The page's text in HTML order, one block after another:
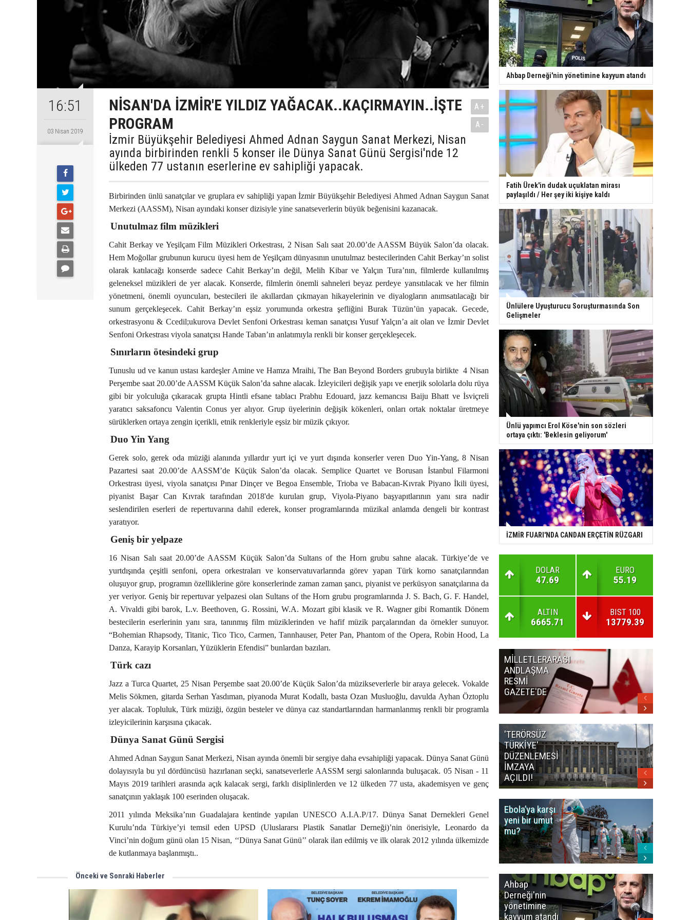
16:51
03 Nisan 2019
NİSAN'DA İZMİR'E YILDIZ YAĞACAK..KAÇIRMAYIN..İŞTE
PROGRAM
İzmir Büyükşehir Belediyesi Ahmed Adnan Saygun Sanat Merkezi, Nisan
ayında birbirinden renkli 5 konser ile Dünya Sanat Günü Sergisi'nde 12
ülkeden 77 ustanın eserlerine ev sahipliği yapacak.
A+
A-
Birbirinden ünlü sanatçılar ve gruplara ev sahipliği yapan İzmir Büyükşehir Belediyesi Ahmed Adnan Saygun Sanat
Merkezi (AASSM), Nisan ayındaki konser dizisiyle yine sanatseverlerin büyük beğenisini kazanacak.
Unutulmaz film müzikleri
Cahit Berkay ve Yeşilçam Film Müzikleri Orkestrası, 2 Nisan Salı saat 20.00’de AASSM Büyük Salon’da olacak.
Hem Moğollar grubunun kurucu üyesi hem de Yeşilçam dünyasının unutulmaz bestecilerinden Cahit Berkay’ın solist
olarak katılacağı konserde sadece Cahit Berkay’ın değil, Melih Kibar ve Yalçın Tura’nın, filmlerde kullanılmış
geleneksel müzikleri de yer alacak. Konserde, filmlerin önemli sahneleri beyaz perdeye yansıtılacak ve her filmin
yönetmeni, önemli oyuncuları, bestecileri ile akıllardan çıkmayan hikayelerinin ve diyalogların anımsatılacağı bir
sunum gerçekleşecek. Cahit Berkay’ın eşsiz yorumunda orkestra şefliğini Burak Tüzün’ün yapacak. Gecede,
orkestrasyonu & Ccedil;ukurova Devlet Senfoni Orkestrası keman sanatçısı Yusuf Yalçın’a ait olan ve İzmir Devlet
Senfoni Orkestrası viyola sanatçısı Hande Taban’ın anlatımıyla renkli bir konser gerçekleşecek.
Sınırların ötesindeki grup
Tunuslu ud ve kanun ustası kardeşler Amine ve Hamza Mraihi, The Ban Beyond Borders grubuyla birlikte 4 Nisan
Perşembe saat 20.00’de AASSM Küçük Salon’da sahne alacak. İzleyicileri değişik yapı ve enerjik sololarla dolu rüya
gibi bir yolculuğa çıkaracak grupta Hintli efsane tablacı Prabhu Edouard, jazz kemancısı Baiju Bhatt ve İsviçreli
yaratıcı saksafoncu Valentin Conus yer alıyor. Grup üyelerinin değişik kökenleri, onları ortak noktalar üretmeye
sürüklerken ortaya zengin içerikli, etnik renkleriyle eşsiz bir müzik çıkıyor.
Duo Yin Yang
Gerek solo, gerek oda müziği alanında yıllardır yurt içi ve yurt dışında konserler veren Duo Yin-Yang, 8 Nisan
Pazartesi saat 20.00’de AASSM’de Küçük Salon’da olacak. Semplice Quartet ve Borusan İstanbul Filarmoni
Orkestrası üyesi, viyola sanatçısı Pınar Dinçer ve Begoa Ensemble, Trioba ve Babacan-Kıvrak Piyano İkili üyesi,
piyanist Başar Can Kıvrak tarafından 2018'de kurulan grup, Viyola-Piyano başyapıtlarının yanı sıra nadir
seslendirilen eserleri de repertuvarına dahil ederek, konser programlarında müzikal anlamda dengeli bir kontrast
yaratıyor.
Geniş bir yelpaze
16 Nisan Salı saat 20.00’de AASSM Küçük Salon’da Sultans of the Horn grubu sahne alacak. Türkiye’de ve
yurtdışında çeşitli senfoni, opera orkestraları ve konservatuvarlarında görev yapan Türk korno sanatçılarından
oluşuyor grup, programın özelliklerine göre konserlerinde zaman zaman şancı, piyanist ve perküsyon sanatçılarına da
yer veriyor. Geniş bir repertuvar yelpazesi olan Sultans of the Horn grubu programlarında J. S. Bach, G. F. Handel,
A. Vivaldi gibi barok, L.v. Beethoven, G. Rossini, W.A. Mozart gibi klasik ve R. Wagner gibi Romantik Dönem
bestecilerin eserlerinin yanı sıra, tanınmış film müziklerinden ve hafif müzik parçalarından da örnekler sunuyor.
“Bohemian Rhapsody, Titanic, Tico Tico, Carmen, Tannhauser, Peter Pan, Phantom of the Opera, Robin Hood, La
Danza, Karayip Korsanları, Yüzüklerin Efendisi” bunlardan bazıları.
Türk cazı
Jazz a Turca Quartet, 25 Nisan Perşembe saat 20.00’de Küçük Salon’da müzikseverlerle bir araya gelecek. Vokalde
Melis Sökmen, gitarda Serhan Yasdıman, piyanoda Murat Kodallı, basta Ozan Musluoğlu, davulda Ayhan Öztoplu
yer alacak. Topluluk, Türk müziği, özgün besteler ve dünya caz standartlarından harmanlanmış renkli bir programla
izleyicilerinin karşısına çıkacak.
Dünya Sanat Günü Sergisi
Ahmed Adnan Saygun Sanat Merkezi, Nisan ayında önemli bir sergiye daha evsahipliği yapacak. Dünya Sanat Günü
dolayısıyla bu yıl dördüncüsü hazırlanan seçki, sanatseverlerle AASSM sergi salonlarında buluşacak. 05 Nisan - 11
Mayıs 2019 tarihleri arasında açık kalacak sergi, farklı disiplinlerden ve 12 ülkeden 77 usta, akademisyen ve genç
sanatçının yaklaşık 100 eserinden oluşacak.
2011 yılında Meksika’nın Guadalajara kentinde yapılan UNESCO A.I.A.P/17. Dünya Sanat Dernekleri Genel
Kurulu’nda Türkiye’yi temsil eden UPSD (Uluslararsı Plastik Sanatlar Derneği)’nin önerisiyle, Leonardo da
Vinci’nin doğum günü olan 15 Nisan, ‘‘Dünya Sanat Günü’’ olarak ilan edilmiş ve ilk olarak 2012 yılında ülkemizde
de kutlanmaya başlanmıştı..
Önceki ve Sonraki Haberler
Ahbap Derneği'nin yönetimine kayyum atandı
Fatih Ürek'in dudak uçuklatan mirası
paylaşıldı / Her şey iki kişiye kaldı
Ünlülere Uyuşturucu Soruşturmasında Son
Gelişmeler
Ünlü yapımcı Erol Köse'nin son sözleri
ortaya çıktı: 'Beklesin geliyorum'
İZMİR FUARI'NDA CANDAN ERÇETİN RÜZGARI
DOLAR
47.69
EURO
55.19
ALTIN
6665.71
BIST 100
13779.39
MİLLETLERARASI
ANDLAŞMA
RESMİ
GAZETE'DE
'TERÖRSÜZ
TÜRKİYE'
DÜZENLEMESİ
İMZAYA
AÇILDI!
Ebola’ya karşı
yeni bir umut
mu?
Ahbap
Derneği'nin
yönetimine
kayyum atandı